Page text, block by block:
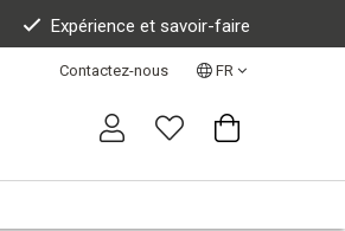
Expérience et savoir-faire
Contactez-nous FR